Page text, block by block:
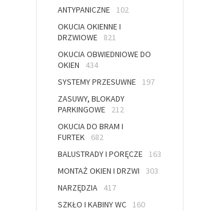
ANTYPANICZNE
102
OKUCIA OKIENNE I
DRZWIOWE
821
OKUCIA OBWIEDNIOWE DO
OKIEN
434
SYSTEMY PRZESUWNE
197
ZASUWY, BLOKADY
PARKINGOWE
212
OKUCIA DO BRAM I
FURTEK
682
BALUSTRADY I PORĘCZE
163
MONTAŻ OKIEN I DRZWI
303
NARZĘDZIA
417
SZKŁO I KABINY WC
160